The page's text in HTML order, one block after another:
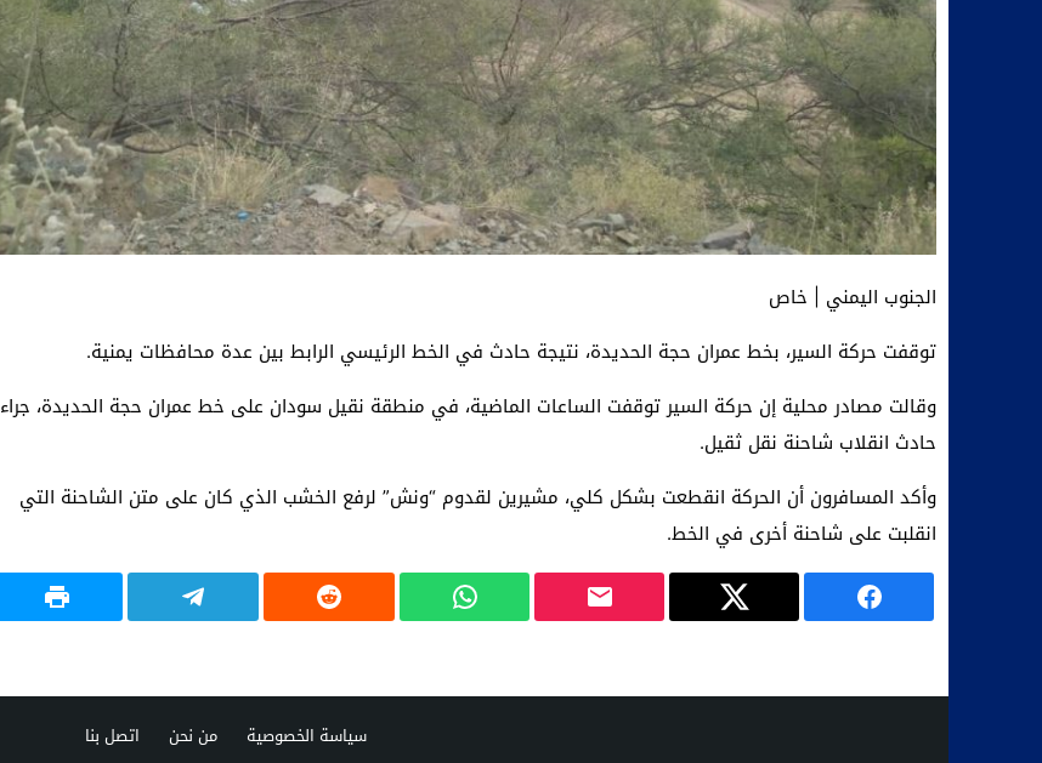
الجنوب اليمني | خاص
توقفت حركة السير، بخط عمران حجة الحديدة، نتيجة حادث في الخط الرئيسي الرابط بين عدة محافظات يمنية.
وقالت مصادر محلية إن حركة السير توقفت الساعات الماضية، في منطقة نقيل سودان على خط عمران حجة الحديدة، جراء
حادث انقلاب شاحنة نقل ثقيل.
وأكد المسافرون أن الحركة انقطعت بشكل كلي، مشيرين لقدوم “ونش” لرفع الخشب الذي كان على متن الشاحنة التي
انقلبت على شاحنة أخرى في الخط.
سياسة الخصوصية من نحن اتصل بنا